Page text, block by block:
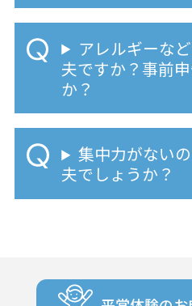
アレルギーな
夫ですか？事前
か？
集中力がない
夫でしょうか？